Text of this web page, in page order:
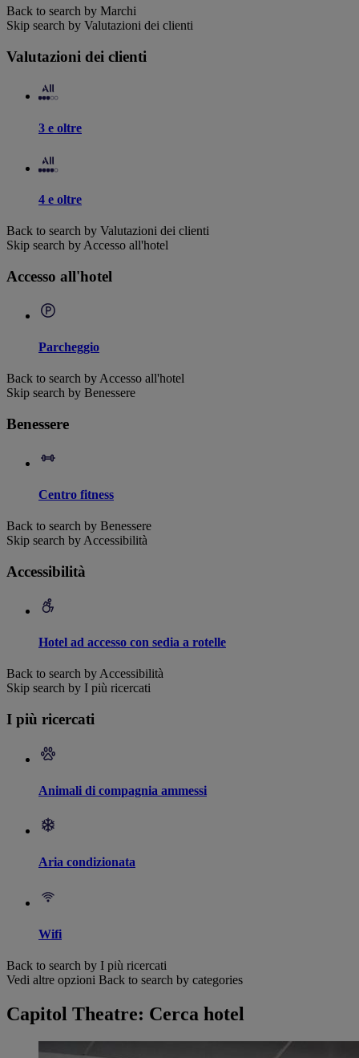
Back to search by Marchi
Skip search by Valutazioni dei clienti
Valutazioni dei clienti
3 e oltre
4 e oltre
Back to search by Valutazioni dei clienti
Skip search by Accesso all'hotel
Accesso all'hotel
Parcheggio
Back to search by Accesso all'hotel
Skip search by Benessere
Benessere
Centro fitness
Back to search by Benessere
Skip search by Accessibilità
Accessibilità
Hotel ad accesso con sedia a rotelle
Back to search by Accessibilità
Skip search by I più ricercati
I più ricercati
Animali di compagnia ammessi
Aria condizionata
Wifi
Back to search by I più ricercati
Vedi altre opzioni Back to search by categories
Capitol Theatre: Cerca hotel